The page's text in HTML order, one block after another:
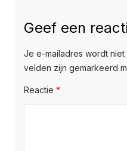
Geef een
Je e-mailadres wordt
velden zijn gemarkeerd
Reactie *